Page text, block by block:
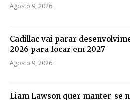
Agosto 9, 2026
Cadillac vai parar
2026 para focar em 2027
Agosto 9, 2026
Liam Lawson quer manter-se